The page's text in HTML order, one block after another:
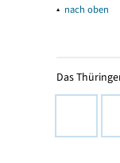
▴ nach oben
Das